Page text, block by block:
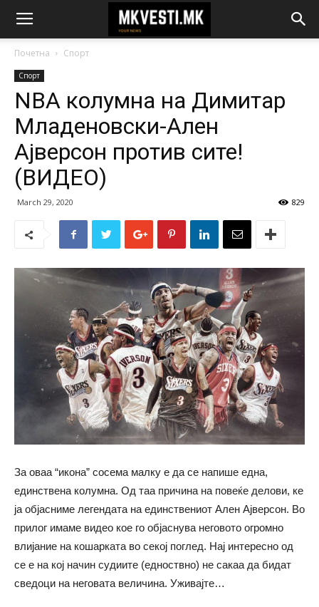
Почетна Спорт
Спорт
NBA колумна на Димитар
Младеновски-Ален
Ајверсон против сите!
(BИДЕО)
March 29, 2020 829
За оваа “икона” сосема малку е да се напише една,
единствена колумна. Од таа причина на повеќе делови, ке
ја објасниме легендата на единствениот Ален Ајверсон. Во
прилог имаме видео кое го објаснува неговото огромно
влијание на кошарката во секој поглед. Нај интересно од
се е на кој начин судиите (едноствно) не сакаа да бидат
сведоци на неговата величина. Уживајте…